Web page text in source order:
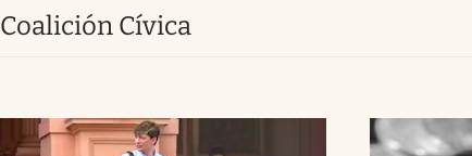
Eventos Corporativos
Coalición Cívica